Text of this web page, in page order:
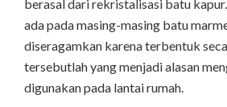
berasal dari rekristalisasi batu
ada pada masing-masing batu
diseragamkan karena terbentuk
tersebutlah yang menjadi alasan
digunakan pada lantai rumah.